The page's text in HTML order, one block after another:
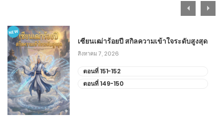
พฤศจิกายน 6, 2025
ตอนที่ 531-540
พฤศจิกายน 2, 2025
ตอนที่ 521-530
NEW
เซียนเฒ่าร้อยปี สกิลความเข้าใจระดับสูงสุด
สิงหาคม 7, 2026
ตอนที่ 151-152
ตอนที่ 149-150